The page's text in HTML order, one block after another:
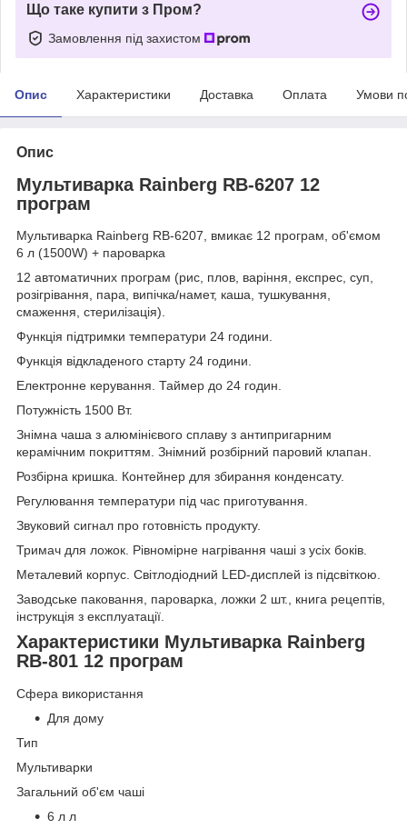
Що таке купити з Пром?
Замовлення під захистом
Опис Характеристики Доставка Оплата Умови
Опис
Мультиварка Rainberg RB-6207 12
програм
Мультиварка Rainberg RB-6207, вмикає 12 програм, об'ємом
6 л (1500W) + пароварка
12 автоматичних програм (рис, плов, варіння, експрес, суп,
розігрівання, пара, випічка/намет, каша, тушкування,
смаження, стерилізація).
Функція підтримки температури 24 години.
Функція відкладеного старту 24 години.
Електронне керування. Таймер до 24 годин.
Потужність 1500 Вт.
Знімна чаша з алюмінієвого сплаву з антипригарним
керамічним покриттям. Знімний розбірний паровий клапан.
Розбірна кришка. Контейнер для збирання конденсату.
Регулювання температури під час приготування.
Звуковий сигнал про готовність продукту.
Тримач для ложок. Рівномірне нагрівання чаші з усіх боків.
Металевий корпус. Світлодіодний LED-дисплей із підсвіткою.
Заводське паковання, пароварка, ложки 2 шт., книга рецептів,
інструкція з експлуатації.
Характеристики Мультиварка Rainberg
RB-801 12 програм
Сфера використання
Для дому
Тип
Мультиварки
Загальний об'єм чаші
6 л л